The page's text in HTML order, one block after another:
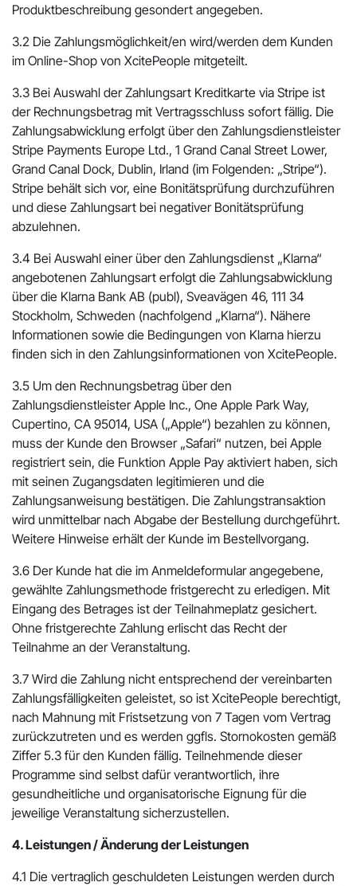
Produktbeschreibung gesondert angegeben.
3.2 Die Zahlungsmöglichkeit/en wird/werden dem Kunden
im Online-Shop von XcitePeople mitgeteilt.
3.3 Bei Auswahl der Zahlungsart Kreditkarte via Stripe ist
der Rechnungsbetrag mit Vertragsschluss sofort fällig. Die
Zahlungsabwicklung erfolgt über den Zahlungsdienstleister
Stripe Payments Europe Ltd., 1 Grand Canal Street Lower,
Grand Canal Dock, Dublin, Irland (im Folgenden: „Stripe“).
Stripe behält sich vor, eine Bonitätsprüfung durchzuführen
und diese Zahlungsart bei negativer Bonitätsprüfung
abzulehnen.
3.4 Bei Auswahl einer über den Zahlungsdienst „Klarna“
angebotenen Zahlungsart erfolgt die Zahlungsabwicklung
über die Klarna Bank AB (publ), Sveavägen 46, 111 34
Stockholm, Schweden (nachfolgend „Klarna“). Nähere
Informationen sowie die Bedingungen von Klarna hierzu
finden sich in den Zahlungsinformationen von XcitePeople.
3.5 Um den Rechnungsbetrag über den
Zahlungsdienstleister Apple Inc., One Apple Park Way,
Cupertino, CA 95014, USA („Apple“) bezahlen zu können,
muss der Kunde den Browser „Safari“ nutzen, bei Apple
registriert sein, die Funktion Apple Pay aktiviert haben, sich
mit seinen Zugangsdaten legitimieren und die
Zahlungsanweisung bestätigen. Die Zahlungstransaktion
wird unmittelbar nach Abgabe der Bestellung durchgeführt.
Weitere Hinweise erhält der Kunde im Bestellvorgang.
3.6 Der Kunde hat die im Anmeldeformular angegebene,
gewählte Zahlungsmethode fristgerecht zu erledigen. Mit
Eingang des Betrages ist der Teilnahmeplatz gesichert.
Ohne fristgerechte Zahlung erlischt das Recht der
Teilnahme an der Veranstaltung.
3.7 Wird die Zahlung nicht entsprechend der vereinbarten
Zahlungsfälligkeiten geleistet, so ist XcitePeople berechtigt,
nach Mahnung mit Fristsetzung von 7 Tagen vom Vertrag
zurückzutreten und es werden ggfls. Stornokosten gemäß
Ziffer 5.3 für den Kunden fällig. Teilnehmende dieser
Programme sind selbst dafür verantwortlich, ihre
gesundheitliche und organisatorische Eignung für die
jeweilige Veranstaltung sicherzustellen.
4. Leistungen / Änderung der Leistungen
4.1 Die vertraglich geschuldeten Leistungen werden durch